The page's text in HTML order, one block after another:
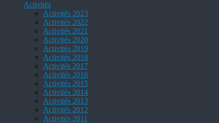
Activités
Activités 2023
Activités 2022
Activités 2021
Activités 2020
Activités 2019
Activités 2018
Activités 2017
Activités 2016
Activités 2015
Activités 2014
Activités 2013
Activités 2012
Activités 2011